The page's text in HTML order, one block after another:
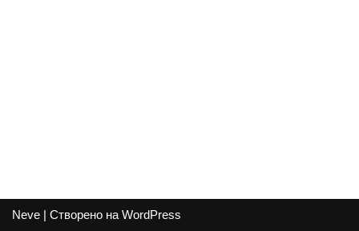
Neve | Створено на WordPress